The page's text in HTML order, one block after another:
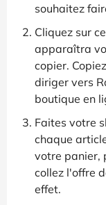
souhaitez
Cliquez sur
apparaîtra
copier.
diriger vers
boutique en
Faites votre
chaque
votre panier,
collez l'offre
effet.